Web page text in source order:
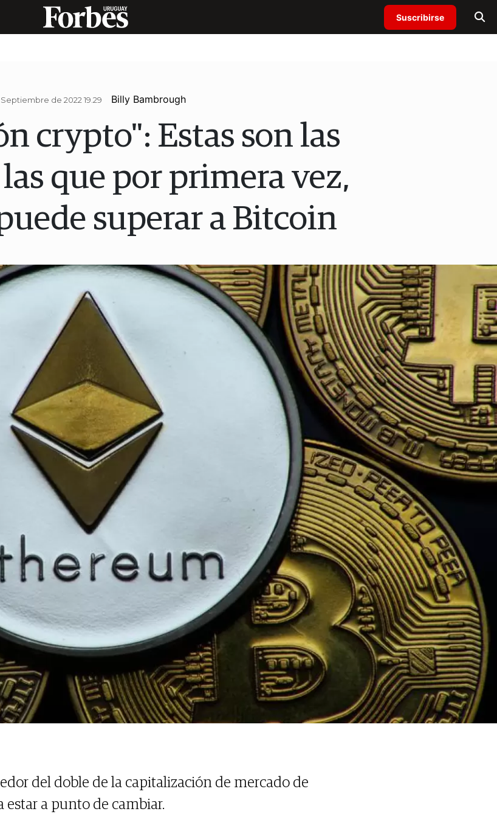
Suscribirse
Septiembre de 2022 19.29 Billy Bambrough
crypto": Estas son las
que por primera vez,
superar a Bitcoin
del doble de la capitalización de mercado de
estar a punto de cambiar.